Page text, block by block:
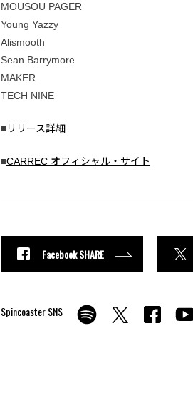
MOUSOU PAGER
Young Yazzy
Alismooth
Sean Barrymore
MAKER
TECH NINE
■リリース詳細
■CARREC オフィシャル・サイト
Facebook SHARE
Spincoaster SNS